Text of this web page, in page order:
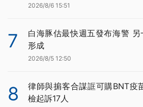
2026/8/6 15:51
7
白海豚估最快週五發布海警
形成
2026/8/5 12:50
8
律師與掮客合謀誆可購BNT疫
檢起訴17人